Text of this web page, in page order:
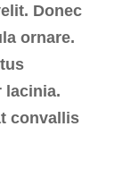
Donec
ornare.
lacinia.
convallis